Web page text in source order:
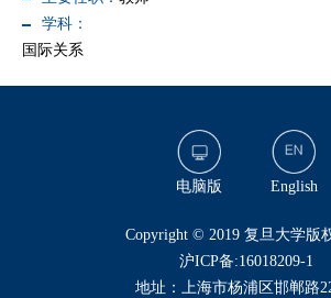
学科：
国际关系
电脑版 English
​Copyright © 2019 复旦大学版
沪ICP备:16018209-1
地址：上海市杨浦区邯郸路